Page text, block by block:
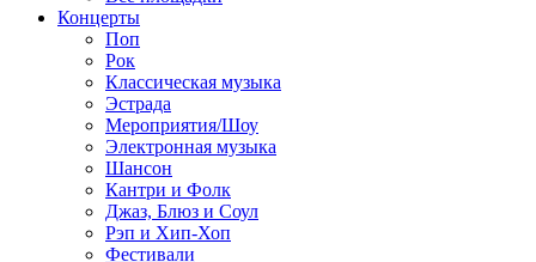
Концерты
Поп
Рок
Классическая музыка
Эстрада
Мероприятия/Шоу
Электронная музыка
Шансон
Кантри и Фолк
Джаз, Блюз и Соул
Рэп и Хип-Хоп
Фестивали